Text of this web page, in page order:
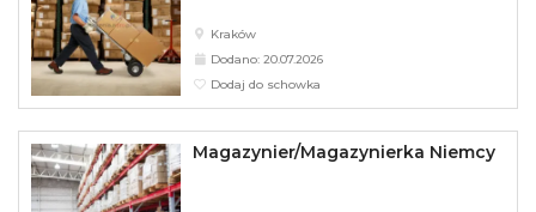
Kraków
Dodano: 20.07.2026
Dodaj do schowka
Magazynier/Magazynierka Niemcy